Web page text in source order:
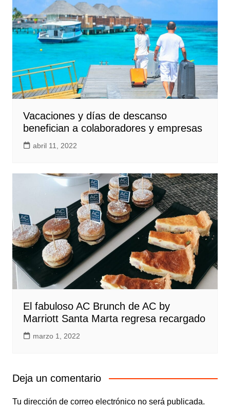
Vacaciones y días de descanso
benefician a colaboradores y empresas
abril 11, 2022
El fabuloso AC Brunch de AC by
Marriott Santa Marta regresa recargado
marzo 1, 2022
Deja un comentario
Tu dirección de correo electrónico no será publicada.